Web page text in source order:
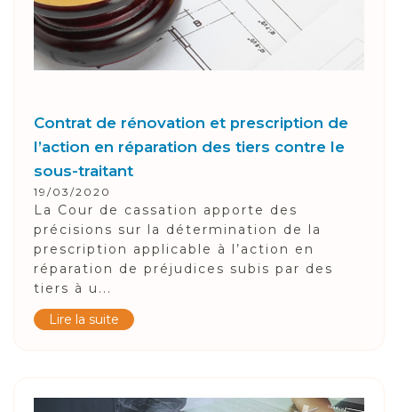
Contrat de rénovation et prescription de
l’action en réparation des tiers contre le
sous-traitant
19/03/2020
La Cour de cassation apporte des
précisions sur la détermination de la
prescription applicable à l’action en
réparation de préjudices subis par des
tiers à u...
Lire la suite